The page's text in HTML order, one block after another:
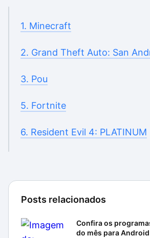
1. Minecraft
2. Grand Theft Auto: San
3. Pou
5. Fortnite
6. Resident Evil 4: PLATINUM
Posts relacionados
Confira os
do mês para Android